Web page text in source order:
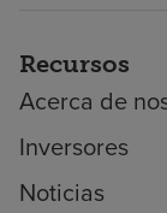
Recursos
Acerca de
Inversores
Noticias